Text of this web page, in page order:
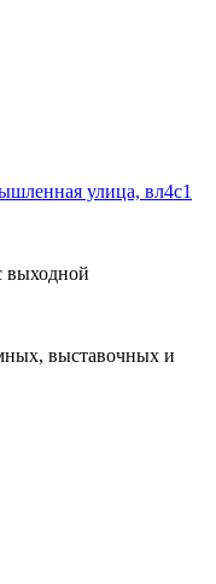
улица, вл4с1
выходной
выставочных и